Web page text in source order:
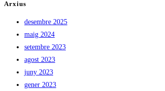
Arxius
desembre 2025
maig 2024
setembre 2023
agost 2023
juny 2023
gener 2023